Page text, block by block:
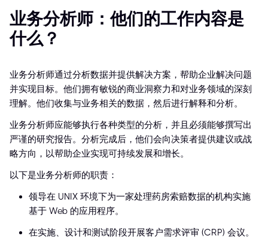
业务分析师：他们的工作内容是
什么？
业务分析师通过分析数据并提供解决方案，帮助企业解决问题
并实现目标。他们拥有敏锐的商业洞察力和对业务领域的深刻
理解。他们收集与业务相关的数据，然后进行解释和分析。
业务分析师应能够执行各种类型的分析，并且必须能够撰写出
严谨的研究报告。分析完成后，他们会向决策者提供建议或战
略方向，以帮助企业实现可持续发展和增长。
以下是业务分析师的职责：
领导在 UNIX 环境下为一家处理药房索赔数据的机构实施
基于 Web 的应用程序。
在实施、设计和测试阶段开展客户需求评审 (CRP) 会议。